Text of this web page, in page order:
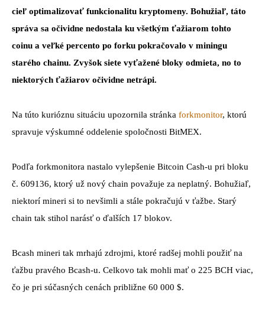
cieľ optimalizovať funkcionalitu kryptomeny. Bohužiaľ, táto
správa sa očividne nedostala ku všetkým ťažiarom tohto
coinu a veľké percento po forku pokračovalo v miningu
starého chainu. Zvyšok siete vyťažené bloky odmieta, no to
niektorých ťažiarov očividne netrápi.
Na túto kurióznu situáciu upozornila stránka forkmonitor, ktorú
spravuje výskumné oddelenie spoločnosti BitMEX.
Podľa forkmonitora nastalo vylepšenie Bitcoin Cash-u pri bloku
č. 609136, ktorý už nový chain považuje za neplatný. Bohužiaľ,
niektorí mineri si to nevšimli a stále pokračujú v ťažbe. Starý
chain tak stihol narásť o ďalších 17 blokov.
Bcash mineri tak mrhajú zdrojmi, ktoré radšej mohli použiť na
ťažbu pravého Bcash-u. Celkovo tak mohli mať o 225 BCH viac,
čo je pri súčasných cenách približne 60 000 $.